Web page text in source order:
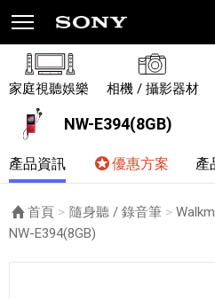
家庭視聽娛樂 相機 / 攝影器材
NW-E394(8GB)
產品資訊 優惠方案 產
首頁 隨身聽 / 錄音筆
目前頁面：
NW-E394(8GB)